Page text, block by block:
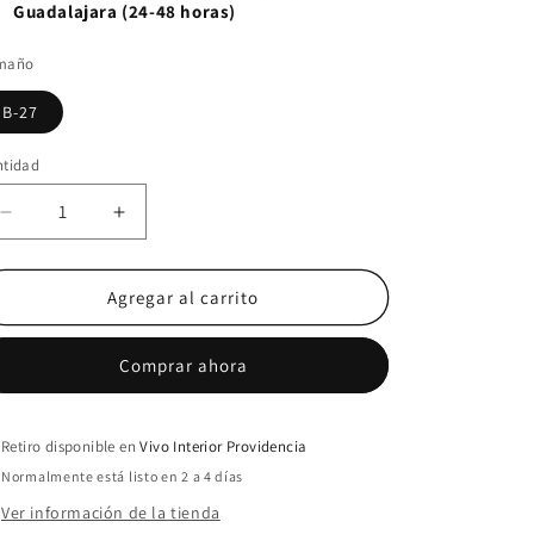
Guadalajara (24-48 horas)
B-27
Reducir
cantidad
para
Marginata
Aumentar
cantidad
para
Dracena
Marginata
Agregar al carrito
Comprar ahora
Retiro disponible enVivo Interior Providencia
Normalmente está listo en 2 a 4 días
Ver información de la tienda